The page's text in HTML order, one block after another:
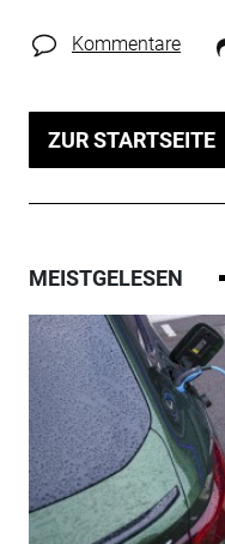
Kommentare
ZUR STARTSEITE
MEISTGELESEN